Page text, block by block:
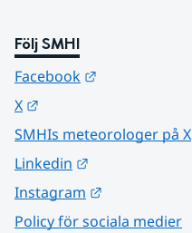
Följ SMHI
Facebook
X
SMHIs meteorologer på X
Linkedin
Instagram
Policy för sociala medier